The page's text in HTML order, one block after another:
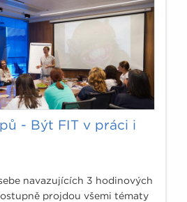
- Být FIT v práci i
navazujících 3 hodinových
projdou všemi tématy